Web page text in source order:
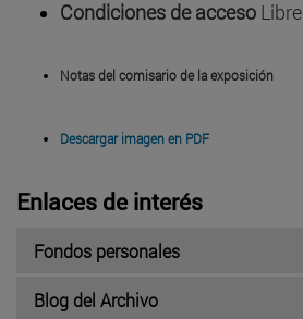
Condiciones de acceso Libre
Notas del comisario de la exposición
Descargar imagen en PDF
Enlaces de interés
Fondos personales
Blog del Archivo